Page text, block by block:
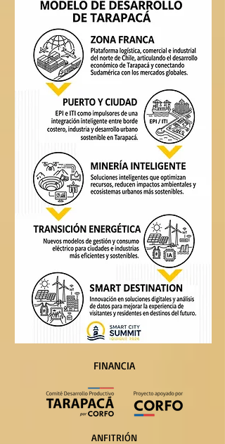
FINANCIA
ANFITRIÓN